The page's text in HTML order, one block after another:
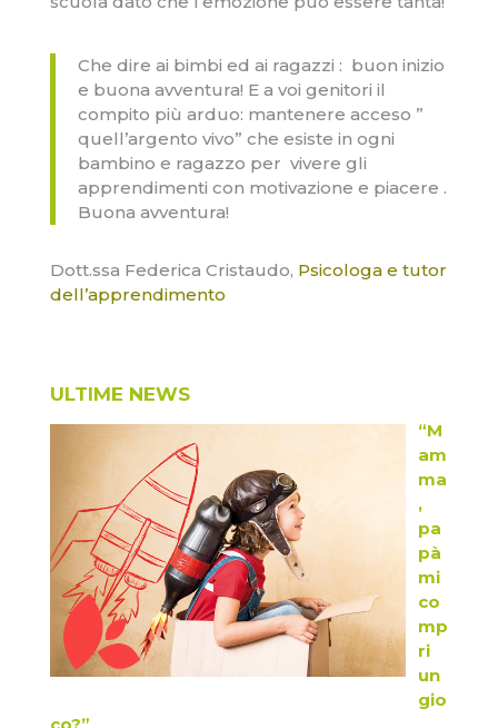
Che dire ai bimbi ed ai ragazzi : buon inizio
e buona avventura! E a voi genitori il
compito più arduo: mantenere acceso ”
quell’argento vivo” che esiste in ogni
bambino e ragazzo per vivere gli
apprendimenti con motivazione e piacere .
Buona avventura!
Dott.ssa Federica Cristaudo, Psicologa e tutor
dell’apprendimento
ULTIME NEWS
“M
am
ma
,
pa
pà
mi
co
mp
ri
un
gio